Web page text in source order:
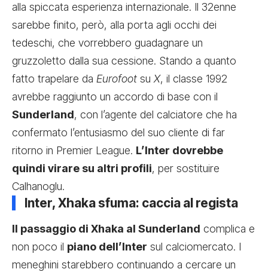
alla spiccata esperienza internazionale. Il 32enne
sarebbe finito, però, alla porta agli occhi dei
tedeschi, che vorrebbero guadagnare un
gruzzoletto dalla sua cessione. Stando a quanto
fatto trapelare da Eurofoot su X, il classe 1992
avrebbe raggiunto un accordo di base con il
Sunderland, con l’agente del calciatore che ha
confermato l’entusiasmo del suo cliente di far
ritorno in Premier League. L’Inter dovrebbe
quindi virare su altri profili, per sostituire
Calhanoglu.
Inter, Xhaka sfuma: caccia al regista
Il passaggio di Xhaka al Sunderland complica e
non poco il piano dell’Inter sul calciomercato. I
meneghini starebbero continuando a cercare un